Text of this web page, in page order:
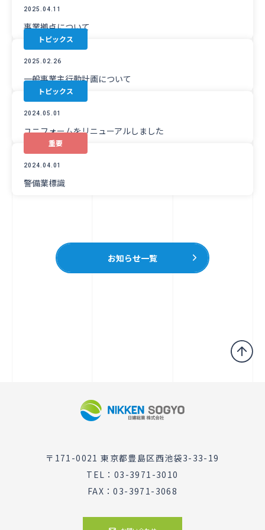
2025.04.11
事業拠点について
トピックス
2025.02.26
一般事業主行動計画について
トピックス
2024.05.01
ユニフォームをリニューアルしました
重要
2024.04.01
警備業標識
お知らせ一覧
〒171-0021 東京都豊島区西池袋3-33-19
TEL：03-3971-3010
FAX：03-3971-3068